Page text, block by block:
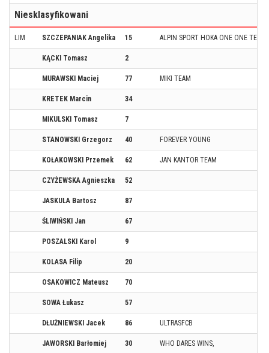
Niesklasyfikowani
LIM SZCZEPANIAK Angelika 15 ALPIN SPORT HOKA ONE ONE
KĄCKI Tomasz 2
MURAWSKI Maciej 77 MIKI TEAM
KRETEK Marcin 34
MIKULSKI Tomasz 7
STANOWSKI Grzegorz 40 FOREVER YOUNG
KOŁAKOWSKI Przemek 62 JAN KANTOR TEAM
CZYŻEWSKA Agnieszka 52
JASKULA Bartosz 87
ŚLIWIŃSKI Jan 67
POSZALSKI Karol 9
KOLASA Filip 20
OSAKOWICZ Mateusz 70
SOWA Łukasz 57
DŁUŻNIEWSKI Jacek 86 ULTRASFCB
JAWORSKI Barłomiej 30 WHO DARES WINS,